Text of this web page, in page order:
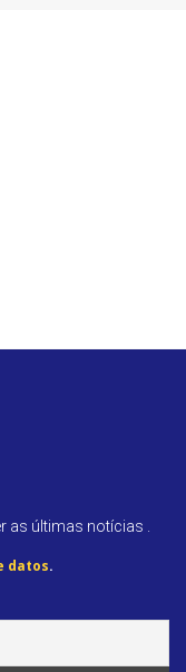
as últimas notícias .
datos.